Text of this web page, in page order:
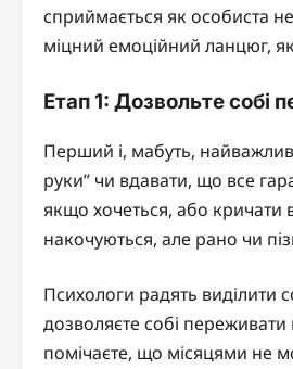
сприймається як особиста
міцний емоційний ланцюг,
Етап 1: Дозвольте собі
Перший і, мабуть,
руки” чи вдавати, що все
якщо хочеться, або кричати
накочуються, але рано чи
Психологи радять виділити
дозволяєте собі
помічаєте, що місяцями не